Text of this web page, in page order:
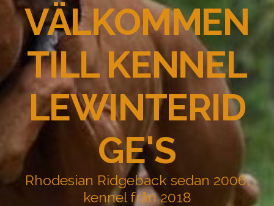
VÄLKOMMEN
TILL KENNEL
LEWINTERID
GE'S
Rhodesian Ridgeback sedan 2006,
kennel från 2018